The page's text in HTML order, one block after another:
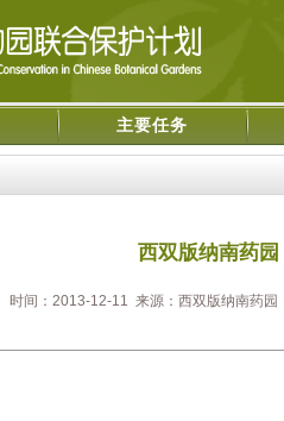
主要任务
西双版纳南药园
时间：2013-12-11 来源：西双版纳南药